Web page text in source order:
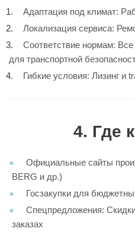
Адаптация под климат:
Локализация сервиса:
Соответствие нормам:
для транспортной
Гибкие условия: Лизинг и
4. Где
Официальные сайты
BERG и др.)
Госзакупки для
Спецпредложения:
заказах